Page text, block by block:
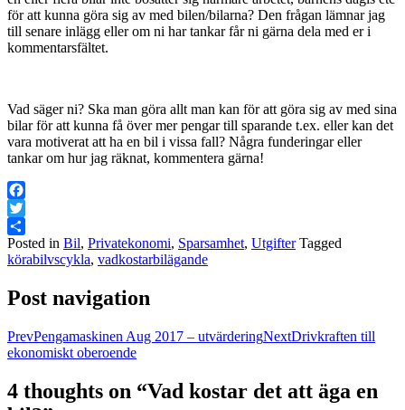
för att kunna göra sig av med bilen/bilarna? Den frågan lämnar jag
till senare inlägg eller om ni har tankar får ni gärna dela med er i
kommentarsfältet.
Vad säger ni? Ska man göra allt man kan för att göra sig av med sina
bilar för att kunna få över mer pengar till sparande t.ex. eller kan det
vara motiverat att ha en bil i vissa fall? Några funderingar eller
tankar om hur jag räknat, kommentera gärna!
Facebook
Twitter
Dela
Posted in Bil, Privatekonomi, Sparsamhet, UtgifterTagged
körabilvscykla, vadkostarbilägande
Post navigation
PrevPengamaskinen Aug 2017 – utvärderingNextDrivkraften till
ekonomiskt oberoende
4 thoughts on “Vad kostar det att äga en